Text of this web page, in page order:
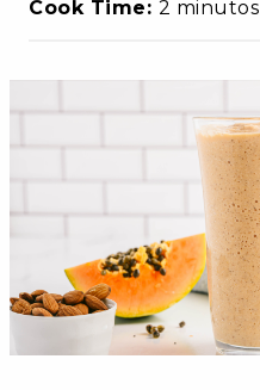
Cook Time: 2 minutos